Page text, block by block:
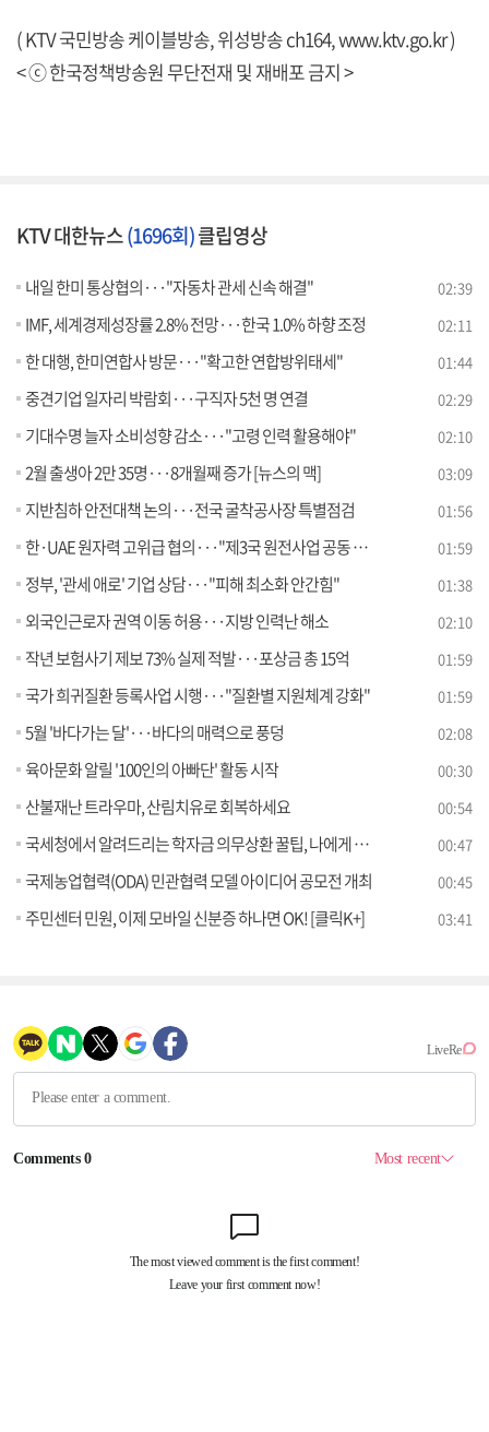
( KTV 국민방송 케이블방송, 위성방송 ch164,www.ktv.go.kr)
< ⓒ 한국정책방송원 무단전재 및 재배포 금지 >
KTV 대한뉴스(1696회)클립영상
내일 한미 통상협의···"자동차 관세 신속 해결" 02:39
IMF, 세계경제성장률 2.8% 전망···한국 1.0% 하향 조정 02:11
한 대행, 한미연합사 방문···"확고한 연합방위태세" 01:44
중견기업 일자리 박람회···구직자 5천 명 연결 02:29
기대수명 늘자 소비성향 감소···"고령 인력 활용해야" 02:10
2월 출생아 2만 35명···8개월째 증가 [뉴스의 맥] 03:09
지반침하 안전대책 논의···전국 굴착공사장 특별점검 01:56
한·UAE 원자력 고위급 협의···"제3국 원전사업 공동 진출 추진" 01:59
정부, '관세 애로' 기업 상담···"피해 최소화 안간힘" 01:38
외국인근로자 권역 이동 허용···지방 인력난 해소 02:10
작년 보험사기 제보 73% 실제 적발···포상금 총 15억 01:59
국가 희귀질환 등록사업 시행···"질환별 지원체계 강화" 01:59
5월 '바다가는 달'···바다의 매력으로 풍덩 02:08
육아문화 알릴 '100인의 아빠단' 활동 시작 00:30
산불재난 트라우마, 산림치유로 회복하세요 00:54
국세청에서 알려드리는 학자금 의무상환 꿀팁, 나에게 맞는 상환 방법은? 00:47
국제농업협력(ODA) 민관협력 모델 아이디어 공모전 개최 00:45
주민센터 민원, 이제 모바일 신분증 하나면 OK! [클릭K+] 03:41